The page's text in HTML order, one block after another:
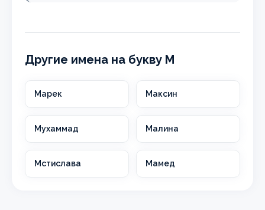
Другие имена на букву М
Марек Максин
Мухаммад Малина
Мстислава Мамед